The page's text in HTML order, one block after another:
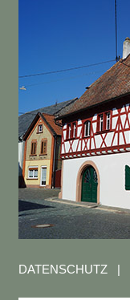
DATENSCHUTZ|